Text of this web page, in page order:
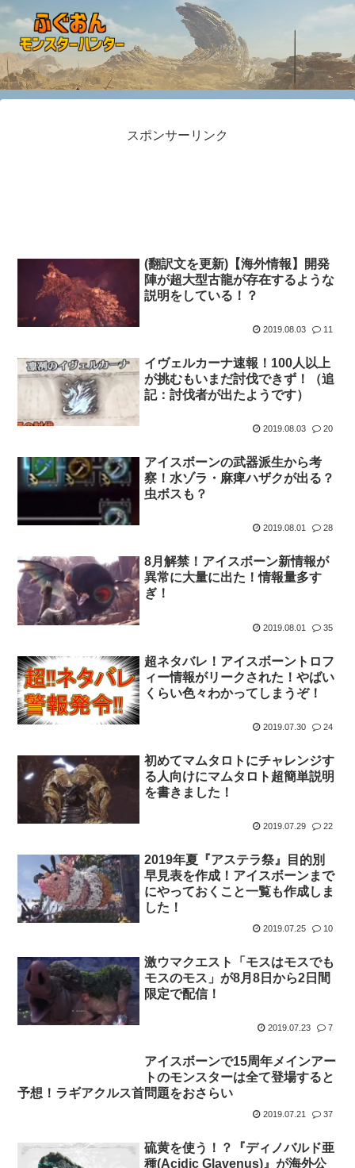
スポンサーリンク
(翻訳文を更新)【海外情報】開発
陣が超大型古龍が存在するような
説明をしている！？
2019.08.03 11
イヴェルカーナ速報！100人以上
が挑むもいまだ討伐できず！（追
記：討伐者が出たようです）
2019.08.03 20
アイスボーンの武器派生から考
察！水ゾラ・麻痺ハザクが出る？
虫ボスも？
2019.08.01 28
8月解禁！アイスボーン新情報が
異常に大量に出た！情報量多す
ぎ！
2019.08.01 35
超ネタバレ！アイスボーントロフ
ィー情報がリークされた！やばい
くらい色々わかってしまうぞ！
2019.07.30 24
初めてマムタロトにチャレンジす
る人向けにマムタロト超簡単説明
を書きました！
2019.07.29 22
2019年夏『アステラ祭』目的別
早見表を作成！アイスボーンまで
にやっておくこと一覧も作成しま
した！
2019.07.25 10
激ウマクエスト「モスはモスでも
モスのモス」が8月8日から2日間
限定で配信！
2019.07.23 7
アイスボーンで15周年メインアー
トのモンスターは全て登場すると
予想！ラギアクルス首問題をおさらい
2019.07.21 37
硫黄を使う！？『ディノバルド亜
種(Acidic Glavenus)』が海外公